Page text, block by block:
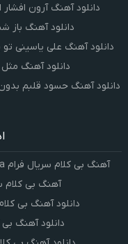
دانلود آهنگ آرون
دانلود آهنگ
دانلود آهنگ علی یاسینی
دانلود آهنگ
دانلود آهنگ حسود قلبم
آهنگ بی کلام سریال فرام Que Sera, Sera از Jack Jezzro – رایگان
آهنگ بی کلام
دانلود آهنگ بی
دانلود آهنگ